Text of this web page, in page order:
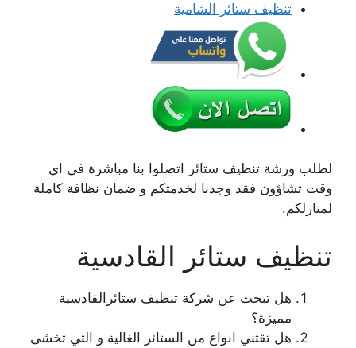
تنظيف ستائر الشامية
لطلب ورشة تنظيف ستائر اتصلوا بنا مباشرة في اي
وقت تشاؤون فقد وجدنا لخدمتكم و ضمان نظافة كاملة
لمنازلكم.
تنظيف ستائر القادسية
هل تبحث عن شركة تنظيف ستائرالقادسية
مميزة؟
هل تقتني انواع من الستائر الغالية و التي تخشى